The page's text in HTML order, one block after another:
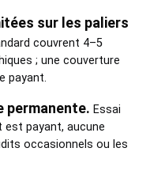
sur les paliers
couvrent 4–5
; une couverture
payant.
permanente. Essai
payant, aucune
occasionnels ou les